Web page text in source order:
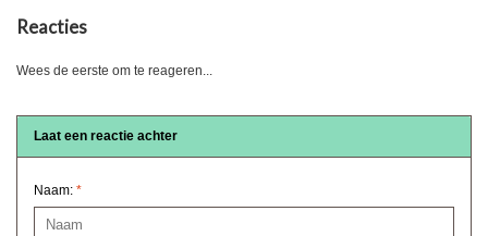
Reacties
Wees de eerste om te reageren...
Laat een reactie achter
Naam: *